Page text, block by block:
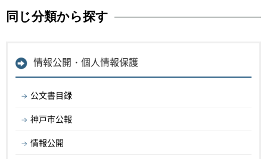
同じ分類から探す
情報公開・個人情報保護
公文書目録
神戸市公報
情報公開